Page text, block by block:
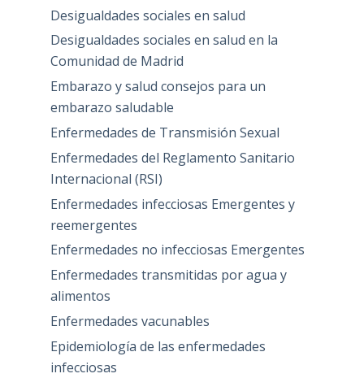
Desigualdades sociales en salud
Desigualdades sociales en salud en la
Comunidad de Madrid
Embarazo y salud consejos para un
embarazo saludable
Enfermedades de Transmisión Sexual
Enfermedades del Reglamento Sanitario
Internacional (RSI)
Enfermedades infecciosas Emergentes y
reemergentes
Enfermedades no infecciosas Emergentes
Enfermedades transmitidas por agua y
alimentos
Enfermedades vacunables
Epidemiología de las enfermedades
infecciosas